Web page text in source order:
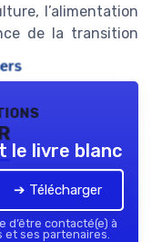
l’alimentation
de la transition
le livre blanc
➔ Télécharger
d’être contacté(e) à
et ses partenaires.